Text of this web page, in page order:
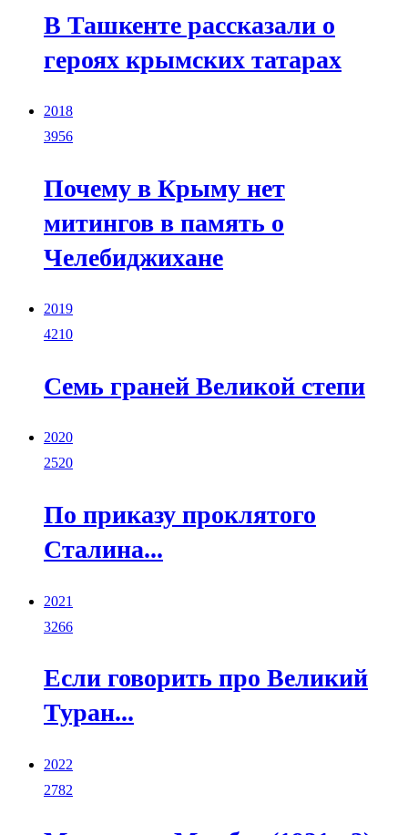
В Ташкенте рассказали о
героях крымских татарах
2018
3956
Почему в Крыму нет
митингов в память о
Челебиджихане
2019
4210
Семь граней Великой степи
2020
2520
По приказу проклятого
Сталина...
2021
3266
Если говорить про Великий
Туран...
2022
2782